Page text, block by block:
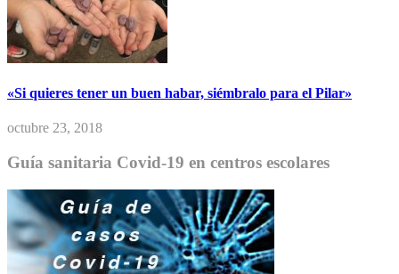
«Si quieres tener un buen habar, siémbralo para el Pilar»
octubre 23, 2018
Guía sanitaria Covid-19 en centros escolares